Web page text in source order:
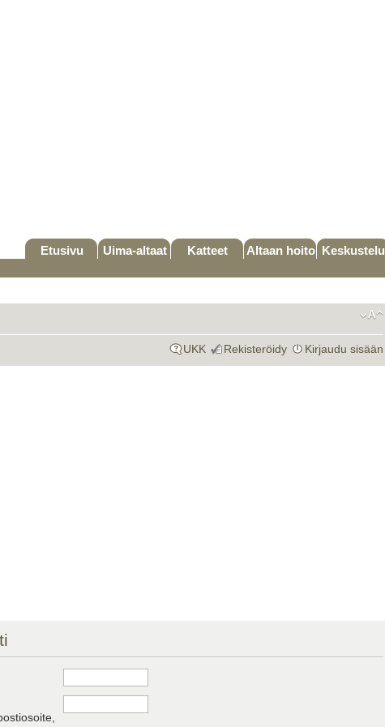
Etusivu Uima-altaat Katteet Altaan hoito Keskustelu
UKK Rekisteröidy Kirjaudu sisään